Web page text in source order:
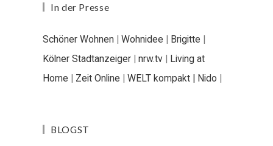
In der Presse
Schöner Wohnen | Wohnidee | Brigitte |
Kölner Stadtanzeiger | nrw.tv | Living at
Home | Zeit Online | WELT kompakt | Nido |
BLOGST